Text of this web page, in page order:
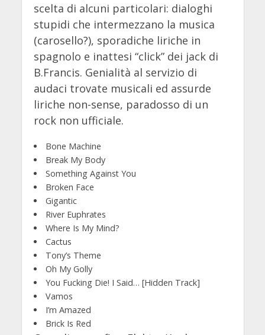
scelta di alcuni particolari: dialoghi
stupidi che intermezzano la musica
(carosello?), sporadiche liriche in
spagnolo e inattesi “click” dei jack di
B.Francis. Genialità al servizio di
audaci trovate musicali ed assurde
liriche non-sense, paradosso di un
rock non ufficiale.
Bone Machine
Break My Body
Something Against You
Broken Face
Gigantic
River Euphrates
Where Is My Mind?
Cactus
Tony’s Theme
Oh My Golly
You Fucking Die! I Said… [Hidden Track]
Vamos
I’m Amazed
Brick Is Red